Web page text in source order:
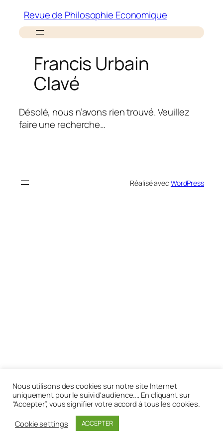
contenu
Revue de Philosophie Economique
Francis Urbain
Clavé
Désolé, nous n’avons rien trouvé. Veuillez
faire une recherche…
Réalisé avec WordPress
Nous utilisons des cookies sur notre site Internet
uniquement pour le suivi d'audience.… En cliquant sur
“Accepter”, vous signifier votre accord à tous les cookies.
Cookie settings
ACCEPTER